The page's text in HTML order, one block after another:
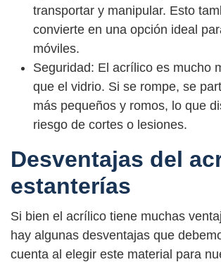
transportar y manipular. Esto
convierte en una opción ideal
móviles.
Seguridad: El acrílico es mucho
que el vidrio. Si se rompe, se
más pequeños y romos, lo que
riesgo de cortes o lesiones.
Desventajas del
estanterías
Si bien el acrílico tiene muchas
hay algunas desventajas que
cuenta al elegir este material para